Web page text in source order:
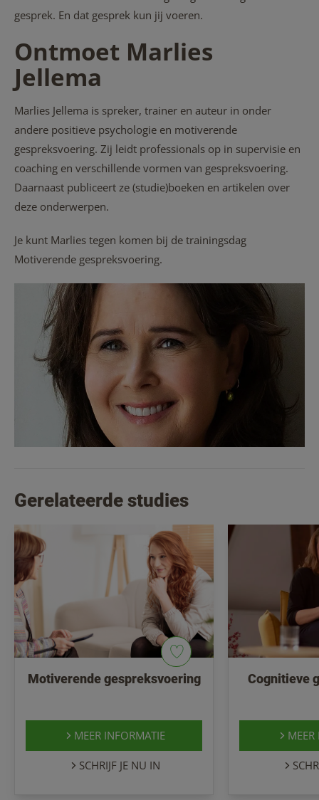
gesprek. En dat gesprek kun jij voeren.
Ontmoet Marlies
Jellema
Marlies Jellema is spreker, trainer en auteur in onder
andere positieve psychologie en motiverende
gespreksvoering. Zij leidt professionals op in supervisie en
coaching en verschillende vormen van gespreksvoering.
Daarnaast publiceert ze (studie)boeken en artikelen over
deze onderwerpen.
Je kunt Marlies tegen komen bij de trainingsdag
Motiverende gespreksvoering.
Gerelateerde studies
Motiverende gespreksvoering
MEER INFORMATIE
SCHRIJF JE NU IN
Cognitieve